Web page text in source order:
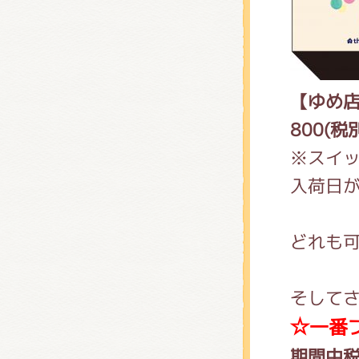
【ゆ
800(税
※スイ
入荷日
どれも
そして
☆一番